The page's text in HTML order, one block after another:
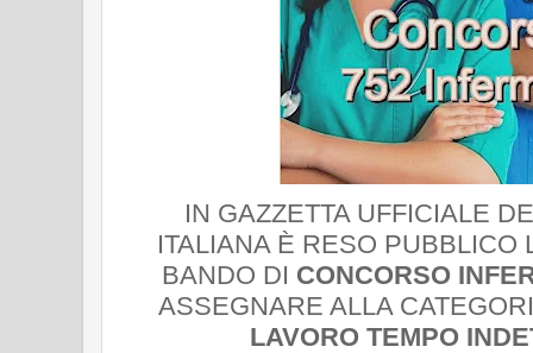
IN GAZZETTA UFFICIALE
ITALIANA È RESO PUBBLICO
BANDO DI CONCORSO
ASSEGNARE ALLA
LAVORO TEMPO